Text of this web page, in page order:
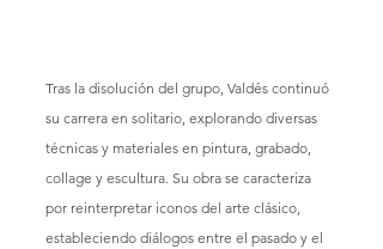
Tras la disolución del grupo, Valdés continuó
su carrera en solitario, explorando diversas
técnicas y materiales en pintura, grabado,
collage y escultura. Su obra se caracteriza
por reinterpretar iconos del arte clásico,
estableciendo diálogos entre el pasado y el